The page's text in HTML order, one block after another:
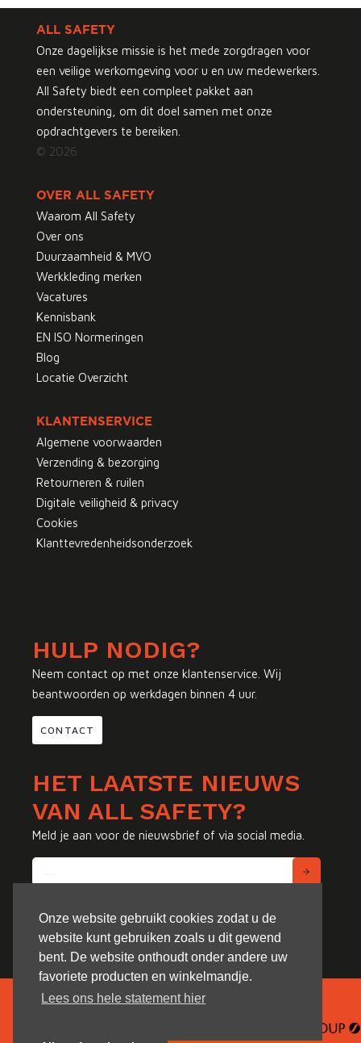
Onze website gebruikt cookies zodat u de
website kunt gebruiken zoals u dit gewend
bent. De website onthoudt onder andere uw
favoriete producten en winkelmandje.
Lees ons hele statement hier
ALL SAFETY
Onze dagelijkse missie is het mede zorgdragen voor
een veilige werkomgeving voor u en uw medewerkers.
All Safety biedt een compleet pakket aan
ondersteuning, om dit doel samen met onze
opdrachtgevers te bereiken.
© 2026
OVER ALL SAFETY
Waarom All Safety
Over ons
Duurzaamheid & MVO
Werkkleding merken
Vacatures
Kennisbank
EN ISO Normeringen
Blog
Locatie Overzicht
KLANTENSERVICE
Algemene voorwaarden
Verzending & bezorging
Retourneren & ruilen
Digitale veiligheid & privacy
Cookies
Klanttevredenheidsonderzoek
HULP NODIG?
Neem contact op met onze klantenservice. Wij
beantwoorden op werkdagen binnen 4 uur.
CONTACT
HET LAATSTE NIEUWS
VAN ALL SAFETY?
Meld je aan voor de nieuwsbrief of via social media.